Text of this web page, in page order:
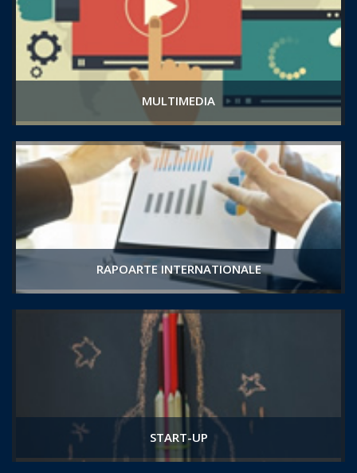
MULTIMEDIA
RAPOARTE INTERNATIONALE
START-UP